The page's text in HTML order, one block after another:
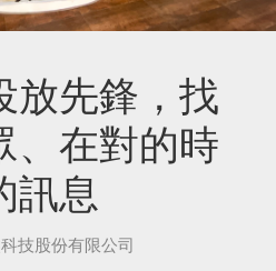
放先鋒，找
、在對的時
訊息
技股份有限公司